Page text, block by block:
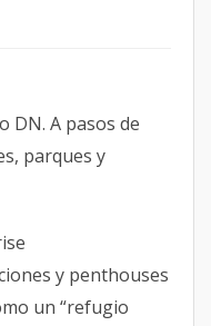
DN. A pasos de
parques y
y penthouses
un “refugio